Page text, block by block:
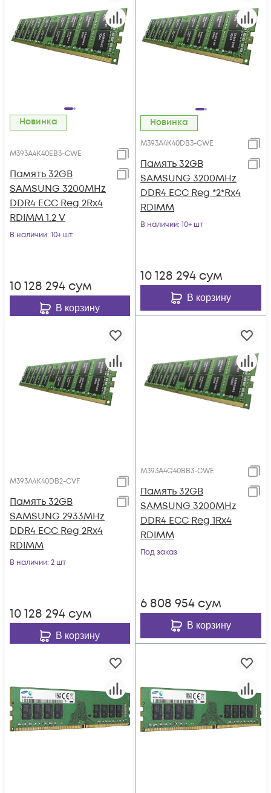
Новинка
M393A4K40EB3-CWE
Память 32GB
SAMSUNG 3200MHz
DDR4 ECC Reg 2Rx4
RDIMM 1.2 V
В наличии: 10+ шт
10 128 294 сум
В корзину
Новинка
M393A4K40DB3-CWE
Память 32GB
SAMSUNG 3200MHz
DDR4 ECC Reg *2*Rx4
RDIMM
В наличии: 10+ шт
10 128 294 сум
В корзину
M393A4K40DB2-CVF
Память 32GB
SAMSUNG 2933MHz
DDR4 ECC Reg 2Rx4
RDIMM
В наличии: 2 шт
10 128 294 сум
В корзину
M393A4G40BB3-CWE
Память 32GB
SAMSUNG 3200MHz
DDR4 ECC Reg 1Rx4
RDIMM
Под заказ
6 808 954 сум
В корзину